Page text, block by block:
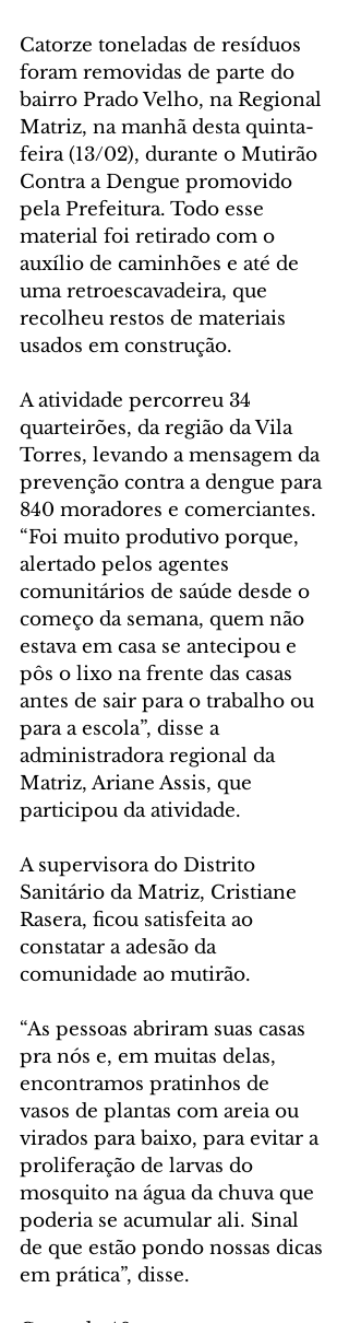
Catorze toneladas de resíduos
foram removidas de parte do
bairro Prado Velho, na Regional
Matriz, na manhã desta quinta-
feira (13/02), durante o Mutirão
Contra a Dengue promovido
pela Prefeitura. Todo esse
material foi retirado com o
auxílio de caminhões e até de
uma retroescavadeira, que
recolheu restos de materiais
usados em construção.
A atividade percorreu 34
quarteirões, da região da Vila
Torres, levando a mensagem da
prevenção contra a dengue para
840 moradores e comerciantes.
“Foi muito produtivo porque,
alertado pelos agentes
comunitários de saúde desde o
começo da semana, quem não
estava em casa se antecipou e
pôs o lixo na frente das casas
antes de sair para o trabalho ou
para a escola”, disse a
administradora regional da
Matriz, Ariane Assis, que
participou da atividade.
A supervisora do Distrito
Sanitário da Matriz, Cristiane
Rasera, ficou satisfeita ao
constatar a adesão da
comunidade ao mutirão.
“As pessoas abriram suas casas
pra nós e, em muitas delas,
encontramos pratinhos de
vasos de plantas com areia ou
virados para baixo, para evitar a
proliferação de larvas do
mosquito na água da chuva que
poderia se acumular ali. Sinal
de que estão pondo nossas dicas
em prática”, disse.